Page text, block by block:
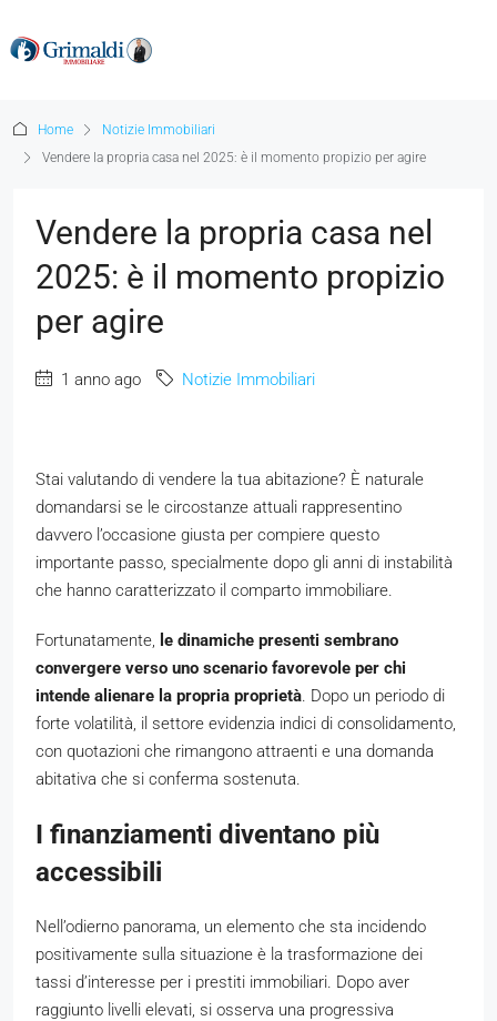
Home
Notizie Immobiliari
Vendere la propria casa nel 2025: è il momento propizio per agire
Vendere la propria casa nel
2025: è il momento propizio
per agire
1 anno ago Notizie Immobiliari
Stai valutando di vendere la tua abitazione? È naturale
domandarsi se le circostanze attuali rappresentino
davvero l’occasione giusta per compiere questo
importante passo, specialmente dopo gli anni di instabilità
che hanno caratterizzato il comparto immobiliare.
Fortunatamente, le dinamiche presenti sembrano
convergere verso uno scenario favorevole per chi
intende alienare la propria proprietà. Dopo un periodo di
forte volatilità, il settore evidenzia indici di consolidamento,
con quotazioni che rimangono attraenti e una domanda
abitativa che si conferma sostenuta.
I finanziamenti diventano più
accessibili
Nell’odierno panorama, un elemento che sta incidendo
positivamente sulla situazione è la trasformazione dei
tassi d’interesse per i prestiti immobiliari. Dopo aver
raggiunto livelli elevati, si osserva una progressiva